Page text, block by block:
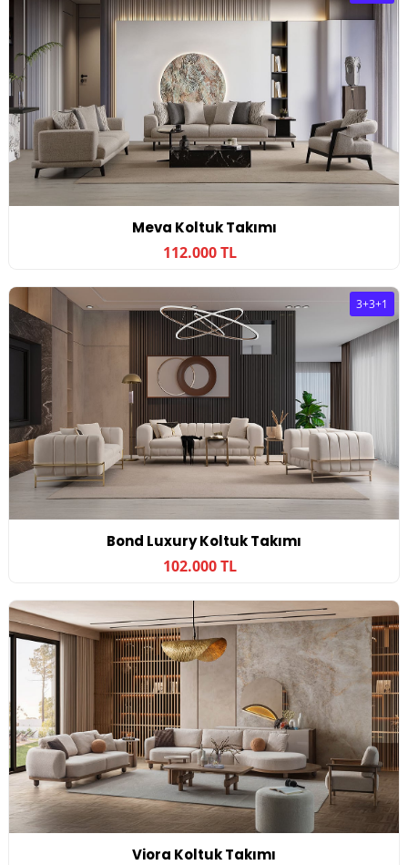
Meva Koltuk Takımı
112.000 TL
Bond Luxury Koltuk Takımı
102.000 TL
3+3+1
Viora Koltuk Takımı